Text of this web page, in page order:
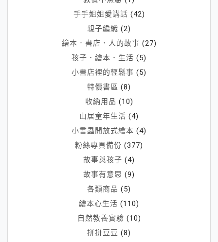
手手姐姐愛講話 (42)
親子編織 (2)
繪本．書店．人的故事 (27)
孩子．繪本．生活 (5)
小書店裡的輕鬆事 (5)
特價書區 (8)
收納用品 (10)
山居童年生活 (4)
小書蟲開放式繪本 (4)
粉絲專頁備份 (377)
故事與孩子 (4)
故事有意思 (9)
各類商品 (5)
繪本心生活 (110)
自然教養實驗 (10)
拼拼豆豆 (8)